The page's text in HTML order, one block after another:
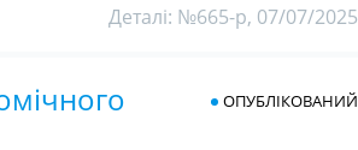
Деталі: №665-р, 07/07/2025
ОПУБЛІКОВАНИЙ